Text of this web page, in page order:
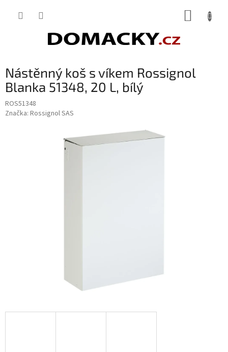
Nástěnný koš s víkem Rossignol
Blanka 51348, 20 L, bílý
ROS51348
Značka: Rossignol SAS